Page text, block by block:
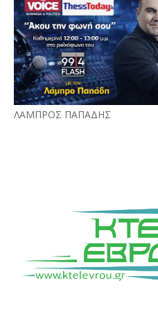
ΛΑΜΠΡΟΣ ΠΑΠΑΔΗΣ